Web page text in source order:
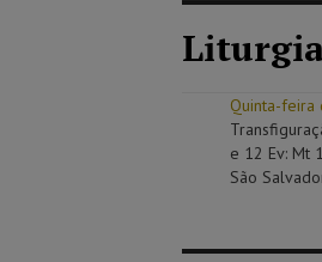
Quinta-feira
e 12 Ev: Mt
São